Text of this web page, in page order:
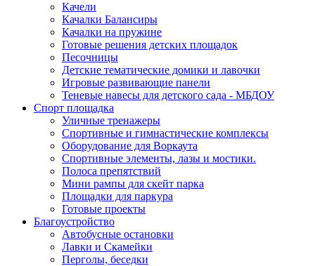
Качели
Качалки Балансиры
Качалки на пружине
Готовые решения детских площадок
Песочницы
Детские тематические домики и лавочки
Игровые развивающие панели
Теневые навесы для детского сада - МБДОУ
Спорт площадка
Уличные тренажеры
Спортивные и гимнастические комплексы
Оборудование для Воркаута
Спортивные элементы, лазы и мостики.
Полоса препятствий
Мини рампы для скейт парка
Площадки для паркура
Готовые проекты
Благоустройство
Автобусные остановки
Лавки и Скамейки
Перголы, беседки